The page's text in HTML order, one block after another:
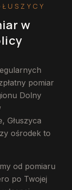
w
pomiar
Dolny
Głuszyca
ośrodek to
od pomiaru
po Twojej